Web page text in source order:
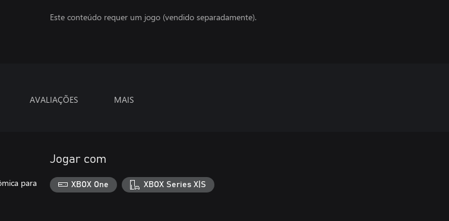
Este conteúdo requer um jogo (vendido separadamente).
AVALIAÇÕES MAIS
para
Jogar com
XBOX One XBOX Series X|S